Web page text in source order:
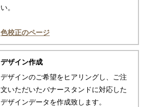
い。
色校正のページ
デザイン作成
デザインのご希望をヒアリングし、ご注
文いただいたバナースタンドに対応した
デザインデータを作成致します。